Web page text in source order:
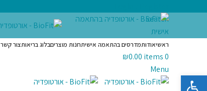
Search
ראשיאודותמדרסים בהתאמה אישיתחנות מוצריםבלוג בריאותצור קשר
0
items
₪0.00
Menu
פתח סרגל נגישות